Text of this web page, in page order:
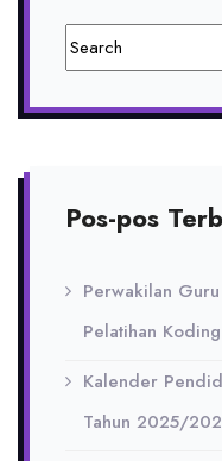
Pos-pos
Perwakilan
Pelatihan
Kalender
Tahun 2025/